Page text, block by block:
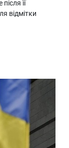
її
відмітки